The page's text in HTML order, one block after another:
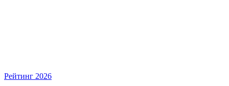
Рейтинг 2026